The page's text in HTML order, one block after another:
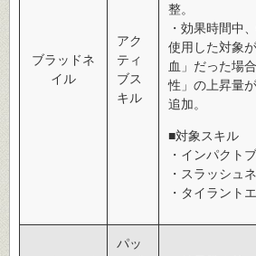
ブラッドネ
イル
アク
ティ
ブス
キル
整。
・効果時間中
使用した対象
血」だった場
性」の上昇量
追加。
■対象スキル
・インパクト
・スラッシュ
・タイラント
パッ